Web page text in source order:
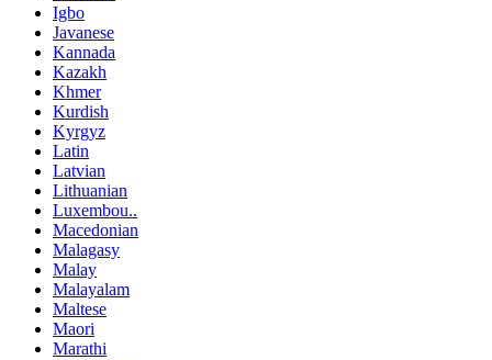
Igbo
Javanese
Kannada
Kazakh
Khmer
Kurdish
Kyrgyz
Latin
Latvian
Lithuanian
Luxembou..
Macedonian
Malagasy
Malay
Malayalam
Maltese
Maori
Marathi